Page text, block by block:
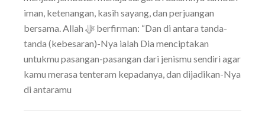
iman, ketenangan, kasih sayang, dan perjuangan
bersama. Allah ﷻ berfirman: “Dan di antara tanda-
tanda (kebesaran)-Nya ialah Dia menciptakan
untukmu pasangan-pasangan dari jenismu sendiri agar
kamu merasa tenteram kepadanya, dan dijadikan-Nya
di antaramu